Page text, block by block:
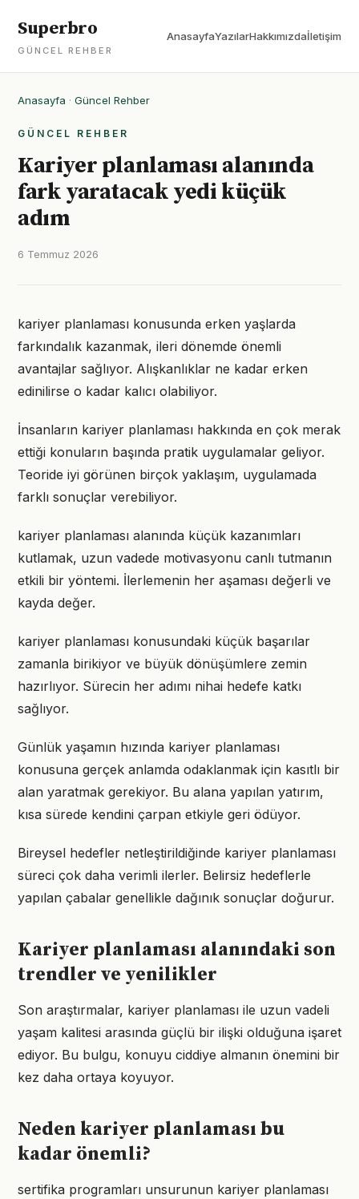
Superbro
GÜNCEL REHBER
AnasayfaYazılarHakkımızdaİletişim
Anasayfa · Güncel Rehber
GÜNCEL REHBER
Kariyer planlaması alanında
fark yaratacak yedi küçük
adım
6 Temmuz 2026
kariyer planlaması konusunda erken yaşlarda
farkındalık kazanmak, ileri dönemde önemli
avantajlar sağlıyor. Alışkanlıklar ne kadar erken
edinilirse o kadar kalıcı olabiliyor.
İnsanların kariyer planlaması hakkında en çok merak
ettiği konuların başında pratik uygulamalar geliyor.
Teoride iyi görünen birçok yaklaşım, uygulamada
farklı sonuçlar verebiliyor.
kariyer planlaması alanında küçük kazanımları
kutlamak, uzun vadede motivasyonu canlı tutmanın
etkili bir yöntemi. İlerlemenin her aşaması değerli ve
kayda değer.
kariyer planlaması konusundaki küçük başarılar
zamanla birikiyor ve büyük dönüşümlere zemin
hazırlıyor. Sürecin her adımı nihai hedefe katkı
sağlıyor.
Günlük yaşamın hızında kariyer planlaması
konusuna gerçek anlamda odaklanmak için kasıtlı bir
alan yaratmak gerekiyor. Bu alana yapılan yatırım,
kısa sürede kendini çarpan etkiyle geri ödüyor.
Bireysel hedefler netleştirildiğinde kariyer planlaması
süreci çok daha verimli ilerler. Belirsiz hedeflerle
yapılan çabalar genellikle dağınık sonuçlar doğurur.
Kariyer planlaması alanındaki son
trendler ve yenilikler
Son araştırmalar, kariyer planlaması ile uzun vadeli
yaşam kalitesi arasında güçlü bir ilişki olduğuna işaret
ediyor. Bu bulgu, konuyu ciddiye almanın önemini bir
kez daha ortaya koyuyor.
Neden kariyer planlaması bu
kadar önemli?
sertifika programları unsurunun kariyer planlaması